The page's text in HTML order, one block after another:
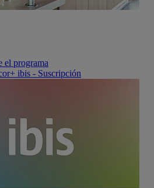
el programa
ibis - Suscripción